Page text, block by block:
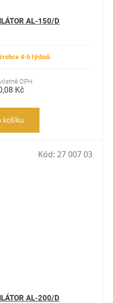
AL-150/D
4-6 týdnů
DPH
Kč
košíku
AL-200/D
Kód: 27 007 03